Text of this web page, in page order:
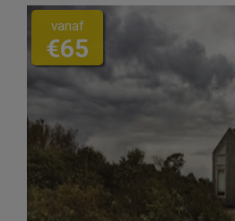
vanaf
€65